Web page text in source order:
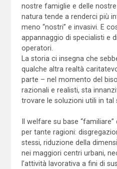
nostre famiglie e delle nostre
natura tende a renderci più
meno “nostri” e invasivi. E
appannaggio di specialisti e
operatori.
La storia ci insegna che
qualche altra realtà
parte – nel momento del
razionali e realisti, sta
trovare le soluzioni utili in tal
Il welfare su base
per tante ragioni:
stessi, riduzione della
nei maggiori centri urbani,
l’attività lavorativa a fini di